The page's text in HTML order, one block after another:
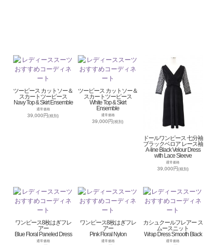
ツーピース カットソー＆
スカートツーピース
Navy Top & Skirt Ensemble
通常価格
39,000円(税別)
ツーピース カットソー＆
スカートツーピース
White Top & Skirt
Ensemble
通常価格
39,000円(税別)
ドールワンピース 七分袖
ブラックベロア レース袖
A-line Black Velour Dress
with Lace Sleeve
通常価格
39,000円(税別)
ワンピース8枚はぎフレ
アー
Blue Floral Paneled Dress
通常価格
ワンピース8枚はぎフレ
アー
Pink Floral Nylon
通常価格
カシュクールフレアー ス
ムースニット
Wrap Dress Smooth Black
通常価格